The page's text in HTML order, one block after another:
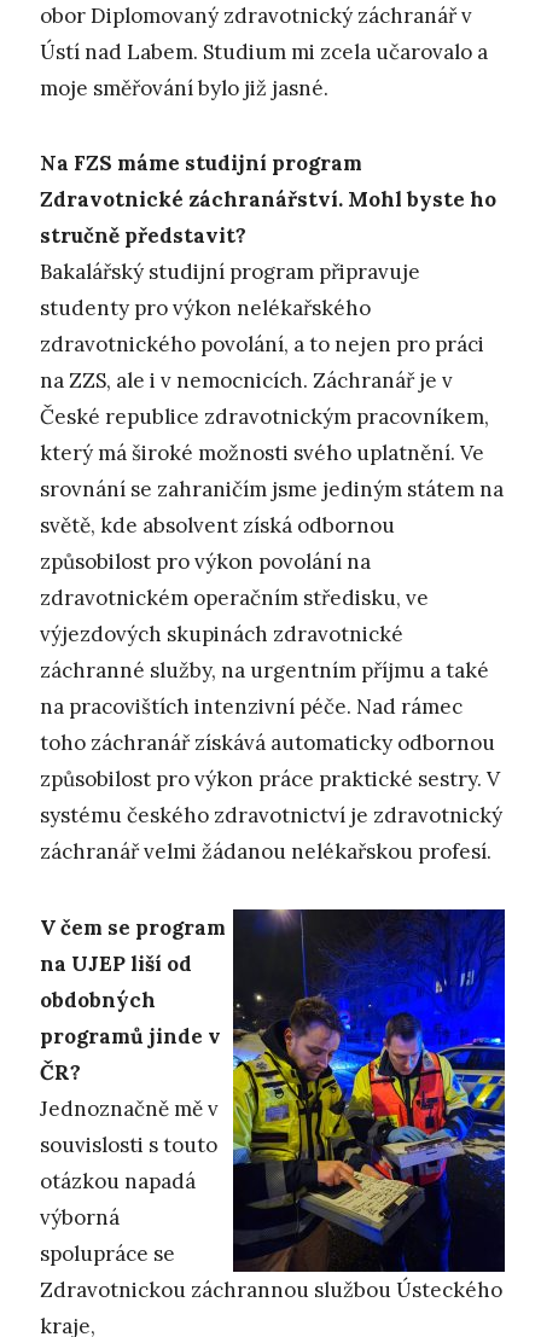
obor Diplomovaný zdravotnický záchranář v
Ústí nad Labem. Studium mi zcela učarovalo a
moje směřování bylo již jasné.
Na FZS máme studijní program
Zdravotnické záchranářství. Mohl byste ho
stručně představit?
Bakalářský studijní program připravuje
studenty pro výkon nelékařského
zdravotnického povolání, a to nejen pro práci
na ZZS, ale i v nemocnicích. Záchranář je v
České republice zdravotnickým pracovníkem,
který má široké možnosti svého uplatnění. Ve
srovnání se zahraničím jsme jediným státem na
světě, kde absolvent získá odbornou
způsobilost pro výkon povolání na
zdravotnickém operačním středisku, ve
výjezdových skupinách zdravotnické
záchranné služby, na urgentním příjmu a také
na pracovištích intenzivní péče. Nad rámec
toho záchranář získává automaticky odbornou
způsobilost pro výkon práce praktické sestry. V
systému českého zdravotnictví je zdravotnický
záchranář velmi žádanou nelékařskou profesí.
V čem se program
na UJEP liší od
obdobných
programů jinde v
ČR?
Jednoznačně mě v
souvislosti s touto
otázkou napadá
výborná
spolupráce se
Zdravotnickou záchrannou službou Ústeckého
kraje,